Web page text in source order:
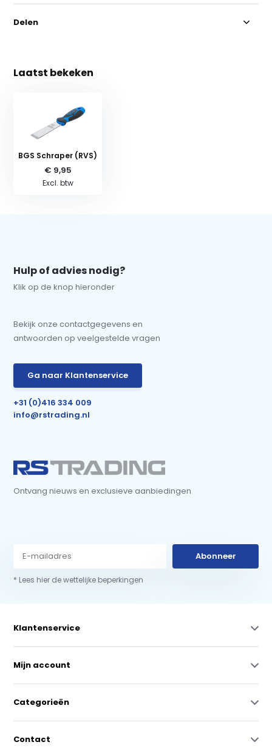
Delen
Laatst bekeken
BGS Schraper (RVS)
€ 9,95
Excl. btw
Hulp of advies nodig?
Klik op de knop hieronder
Bekijk onze contactgegevens en
antwoorden op veelgestelde vragen
Ga naar Klantenservice
+31 (0)416 334 009
info@rstrading.nl
Ontvang nieuws en exclusieve aanbiedingen
Abonneer
* Lees hier de wettelijke beperkingen
Klantenservice
Mijn account
Categorieën
Contact